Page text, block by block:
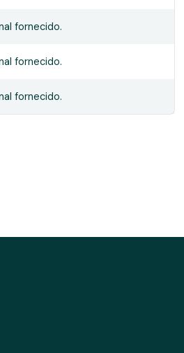
fornecido.
fornecido.
fornecido.